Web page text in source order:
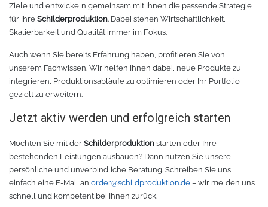
Ziele und entwickeln gemeinsam mit Ihnen die passende Strategie
für Ihre Schilderproduktion. Dabei stehen Wirtschaftlichkeit,
Skalierbarkeit und Qualität immer im Fokus.
Auch wenn Sie bereits Erfahrung haben, profitieren Sie von
unserem Fachwissen. Wir helfen Ihnen dabei, neue Produkte zu
integrieren, Produktionsabläufe zu optimieren oder Ihr Portfolio
gezielt zu erweitern.
Jetzt aktiv werden und erfolgreich starten
Möchten Sie mit der Schilderproduktion starten oder Ihre
bestehenden Leistungen ausbauen? Dann nutzen Sie unsere
persönliche und unverbindliche Beratung. Schreiben Sie uns
einfach eine E-Mail an order@schildproduktion.de – wir melden uns
schnell und kompetent bei Ihnen zurück.